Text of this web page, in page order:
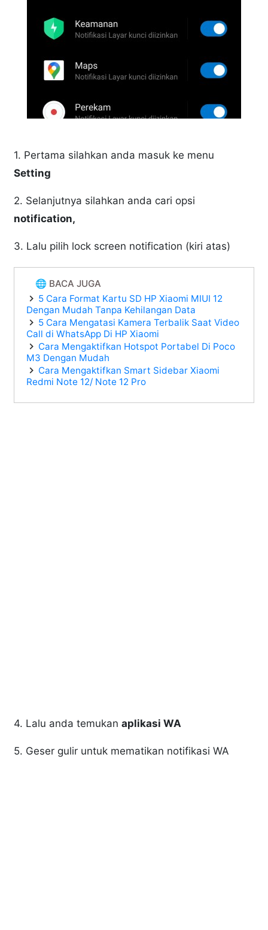
1. Pertama silahkan anda masuk ke menu
Setting
2. Selanjutnya silahkan anda cari opsi
notification,
3. Lalu pilih lock screen notification (kiri atas)
🌐 BACA JUGA
5 Cara Format Kartu SD HP Xiaomi MIUI 12
Dengan Mudah Tanpa Kehilangan Data
5 Cara Mengatasi Kamera Terbalik Saat Video
Call di WhatsApp Di HP Xiaomi
Cara Mengaktifkan Hotspot Portabel Di Poco
M3 Dengan Mudah
Cara Mengaktifkan Smart Sidebar Xiaomi
Redmi Note 12/ Note 12 Pro
4. Lalu anda temukanaplikasi WA
5. Geser gulir untuk mematikan notifikasi WA